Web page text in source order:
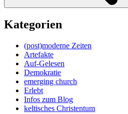
Kategorien
(post)moderne Zeiten
Artefakte
Auf-Gelesen
Demokratie
emerging church
Erlebt
Infos zum Blog
keltisches Christentum